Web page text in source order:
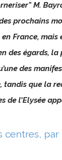
M.
prochains
France,
des égards,
des
tandis que la
l’Elysée
par